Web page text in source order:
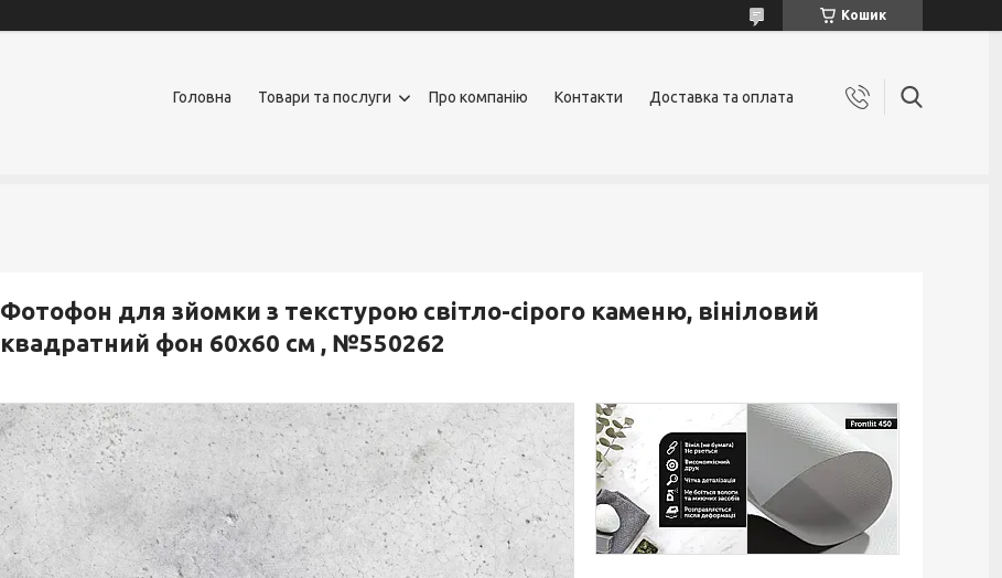
Кошик
Головна Товари та послуги Про компанію Контакти Доставка та оплата
Фотофон для зйомки з текстурою світло-сірого каменю, вініловий
квадратний фон 60x60 см , №550262